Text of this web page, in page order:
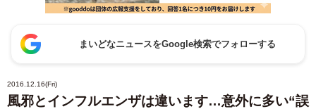
まいどなニュースをGoogle検索でフォローする
2016.12.16(Fri)
風邪とインフルエンザは違います…意外に多い“誤